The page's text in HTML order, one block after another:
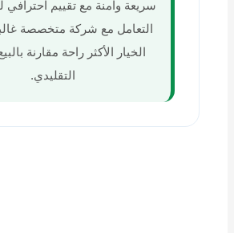
سريعة وآمنة مع تقييم احترافي
التعامل مع شركة متخصصة
الخيار الأكثر راحة مقارنة
التقليدي.